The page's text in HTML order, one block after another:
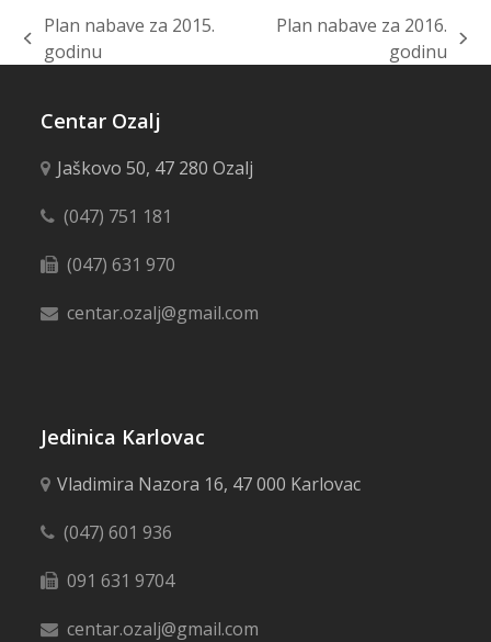
previous
Plan nabave za 2015.
godinu
Plan nabave za 2016.
godinu
Centar Ozalj
Jaškovo 50, 47 280 Ozalj
(047) 751 181
(047) 631 970
centar.ozalj@gmail.com
Jedinica Karlovac
Vladimira Nazora 16, 47 000 Karlovac
(047) 601 936
091 631 9704
centar.ozalj@gmail.com